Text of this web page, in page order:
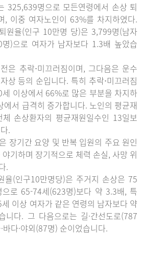
325,639명으로 모든연령에서 손상 퇴
, 이중 여자노인이 63%를 차지하였다.
원율(인구 10만명 당)은 3,799명(남자
)으로 여자가 남자보다 1.3배 높았습
은 추락⋅미끄러짐이며, 그다음은 운수
상 등의 순입니다. 특히 추락⋅미끄러짐
이상에서 66%로 많은 부분을 차지하
에서 급격히 증가합니다. 노인의 평균재
손상환자의 평균재원일수인 13일보
.
장기간 요양 및 반복 입원의 주요 원인
기하며 장기적으로 체력 손실, 사망 위
.
율(인구10만명당)은 주거지 손상은 75
으로 65-74세(623명)보다 약 3.3배, 특
이상 여자가 같은 연령의 남자보다 약
니다. 그 다음으로는 길·간선도로(787
다·야외(87명) 순이었습니다.